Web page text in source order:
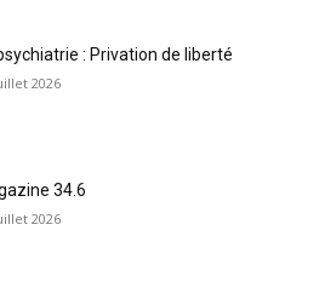
: Privation de liberté
2026
34.6
2026